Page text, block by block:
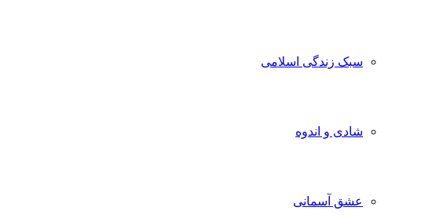
سبک زندگی اسلامی
شادی و اندوه
عشق آسمانی